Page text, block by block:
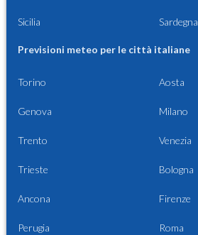
Sicilia Sardegna
Previsioni meteo per le città italiane
Torino Aosta
Genova Milano
Trento Venezia
Trieste Bologna
Ancona Firenze
Perugia Roma